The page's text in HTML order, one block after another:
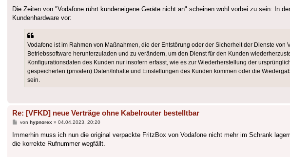
Die Zeiten von "Vodafone rührt kundeneigene Geräte nicht an" scheinen wohl vorbei zu sein: In
Kundenhardware vor:
Vodafone ist im Rahmen von Maßnahmen, die der Entstörung oder der Sicherheit der Dienste
Betriebssoftware herunterzuladen und zu verändern, um den Dienst für den Kunden
Konfigurationsdaten des Kunden nur insofern erfasst, wie es zur Wiederherstellung der
gespeicherten (privaten) Daten/Inhalte und Einstellungen des Kunden kommen oder die
sein.
Re: [VFKD] neue Verträge ohne Kabelrouter bestelltbar
Beitrag
von hypnorex» 04.04.2023, 20:20
Immerhin muss ich nun die original verpackte FritzBox von Vodafone nicht mehr im Schrank
die korrekte Rufnummer wegfällt.